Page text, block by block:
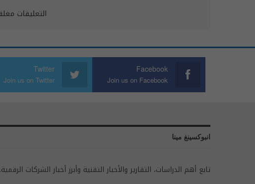
التعليقات
Facebook
Join us on Facebook
Twitter
Join us on Twitter
انبوكسينغ مينا
تابع أهم الدراسات، التقارير والأخبار التقنية وأبرز أخبار الشركات الرقمية.